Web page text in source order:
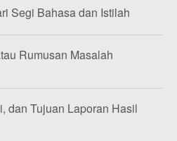
Segi Bahasa dan Istilah
Rumusan Masalah
dan Tujuan Laporan Hasil